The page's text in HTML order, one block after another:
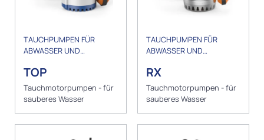
TAUCHPUMPEN FÜR
ABWASSER UND
TOP
Tauchmotorpumpen - für
sauberes Wasser
TAUCHPUMPEN FÜR
ABWASSER UND
RX
Tauchmotorpumpen - für
sauberes Wasser